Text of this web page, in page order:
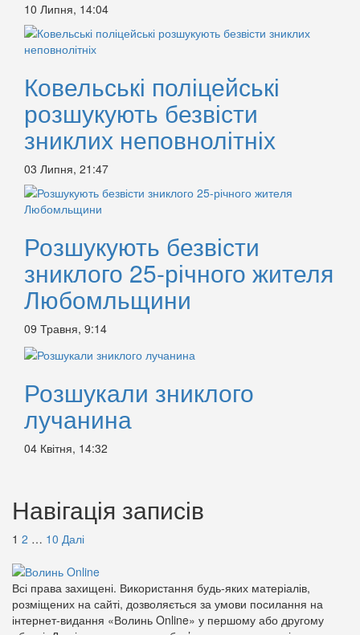
10 Липня, 14:04
Ковельські поліцейські
розшукують безвісти
зниклих неповнолітніх
03 Липня, 21:47
Розшукують безвісти
зниклого 25-річного жителя
Любомльщини
09 Травня, 9:14
Розшукали зниклого
лучанина
04 Квітня, 14:32
Навігація записів
1 2 … 10 Далі
Всі права захищені. Використання будь-яких матеріалів,
розміщених на сайті, дозволяється за умови посилання на
інтернет-видання «Волинь Online» у першому або другому